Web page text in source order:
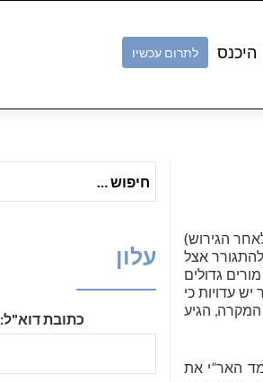
היכנס לתרום עכשיו
מספרד (לאחר הגירוש)
אצל
גדולים
עדויות כי
המקרה, הגיע
וממנו למד האר”י את
עלון
כתובת דוא"ל: